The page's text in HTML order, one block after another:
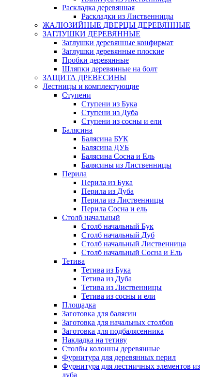
Раскладка деревянная
Раскладки из Лиственницы
ЖАЛЮЗИЙНЫЕ ДВЕРЦЫ ДЕРЕВЯННЫЕ
ЗАГЛУШКИ ДЕРЕВЯННЫЕ
Заглушки деревянные конфирмат
Заглушки деревянные плоские
Пробки деревянные
Шляпки деревянные на болт
ЗАЩИТА ДРЕВЕСИНЫ
Лестницы и комплектующие
Ступени
Ступени из Бука
Ступени из Дуба
Ступени из сосны и ели
Балясина
Балясина БУК
Балясина ДУБ
Балясина Сосна и Ель
Балясины из Лиственницы
Перила
Перила из Бука
Перила из Дуба
Перила из Лиственницы
Перила Сосна и ель
Столб начальный
Столб начальный Бук
Столб начальный Дуб
Столб начальный Лиственница
Столб начальный Сосна и Ель
Тетива
Тетива из Бука
Тетива из Дуба
Тетива из Лиственницы
Тетива из сосны и ели
Площадка
Заготовка для балясин
Заготовка для начальных столбов
Заготовка для подбалясенника
Накладка на тетиву
Столбы колонны деревянные
Фурнитура для деревянных перил
Фурнитура для лестничных элементов из
дуба